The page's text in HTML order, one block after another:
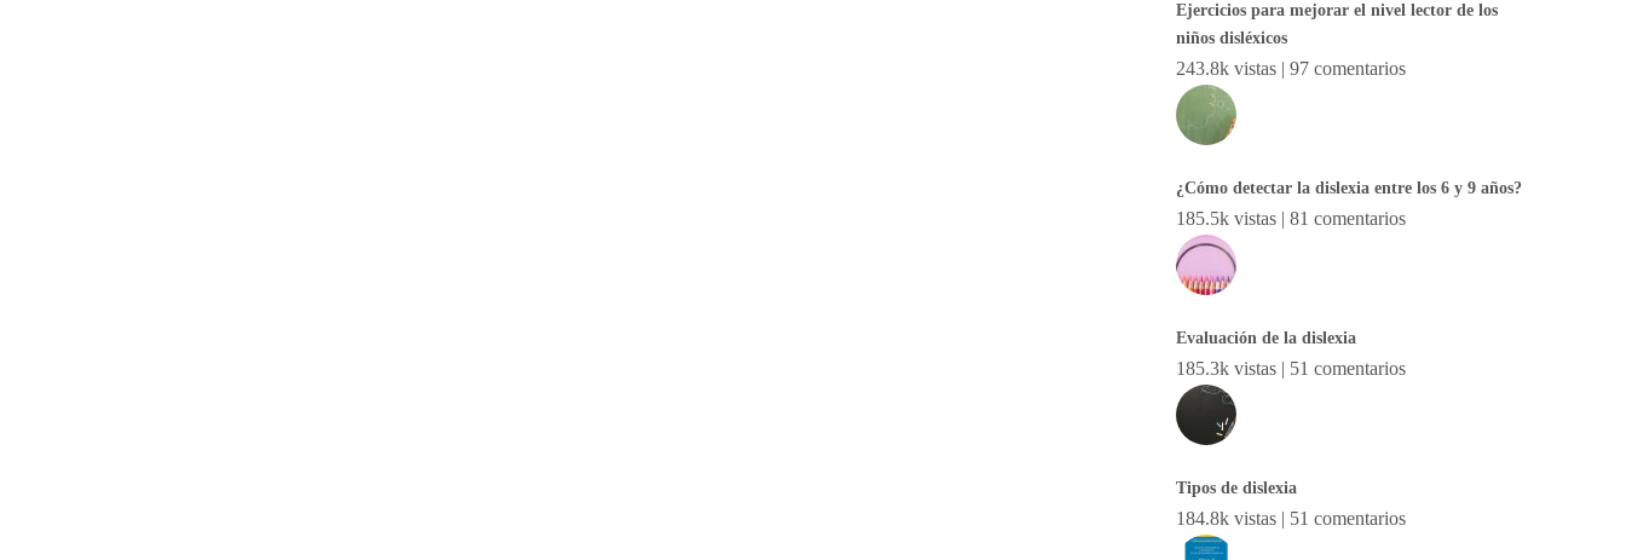
Ejercicios para mejorar el nivel lector de los
niños disléxicos
243.8k vistas | 97 comentarios
¿Cómo detectar la dislexia entre los 6 y 9 años?
185.5k vistas | 81 comentarios
Evaluación de la dislexia
185.3k vistas | 51 comentarios
Tipos de dislexia
184.8k vistas | 51 comentarios